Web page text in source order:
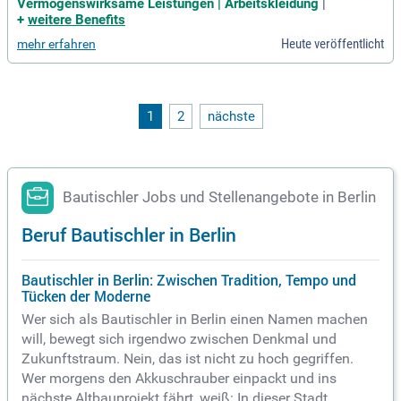
er oder für den nächsten Karriereschritt – wir bieten dir vielf
ngen wir Talente und Unternehmen erfolgreich zusammen.
Deine Aufgaben umfassen die Fertigung von Möbeln, Einbau
bindan – besser beschäftigt! #360Hire
Vermögenswirksame Leistungen | Arbeitskleidung
+ weitere Benefits
mehr erfahren Heute veröffentlicht
1 2 nächste
Bautischler Jobs und Stellenangebote in Berlin
Beruf Bautischler in Berlin
Bautischler in Berlin: Zwischen Tradition, Tempo und
Tücken der Moderne
Wer sich als Bautischler in Berlin einen Namen machen
will, bewegt sich irgendwo zwischen Denkmal und
Zukunftstraum. Nein, das ist nicht zu hoch gegriffen.
Wer morgens den Akkuschrauber einpackt und ins